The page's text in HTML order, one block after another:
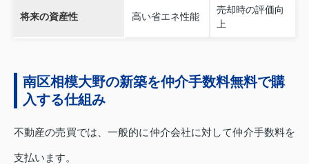
将来の資産性 高い省エネ性能
売却時の評価向
上
南区相模大野の新築を仲介手数料無料で購
入する仕組み
不動産の売買では、一般的に仲介会社に対して仲介手数料を
支払います。